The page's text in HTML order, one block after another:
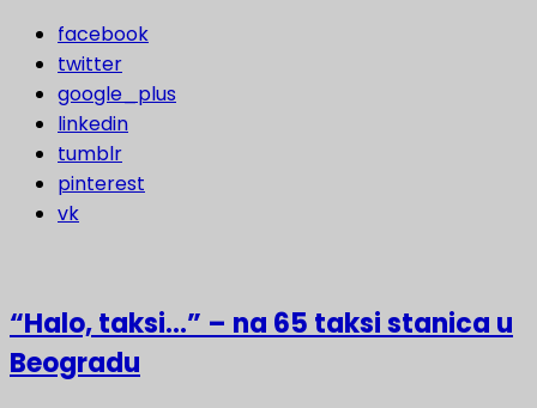
facebook
twitter
google_plus
linkedin
tumblr
pinterest
vk
“Halo, taksi…” – na 65 taksi stanica u
Beogradu